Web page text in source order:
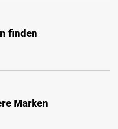
finden
Marken